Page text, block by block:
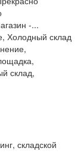
-...
Холодный склад
склад,